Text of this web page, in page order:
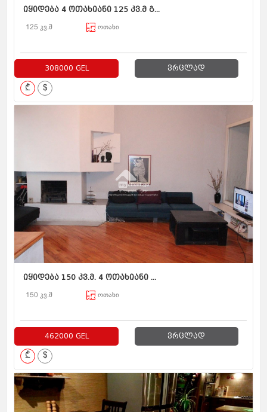
იყიდება 4 ოთახიანი 125 კვ.მ გ...
125 კვ.მ ოთახი
308000 GEL ვრცლად
₾ $
იყიდება 150 კვ.მ. 4 ოთახიანი ...
150 კვ.მ ოთახი
462000 GEL ვრცლად
₾ $